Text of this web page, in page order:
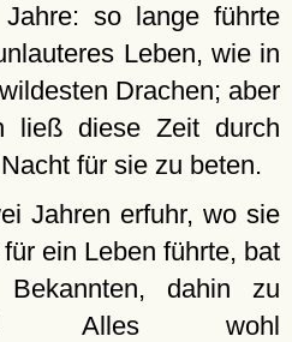
so lange führte
Leben, wie in
Drachen; aber
ließ diese Zeit durch
für sie zu beten.
Jahren erfuhr, wo sie
ein Leben führte, bat
dahin zu
Alles wohl